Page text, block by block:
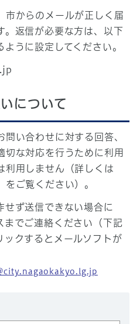
市からのメールが正しく届
。返信が必要な方は、以下
うに設定してください。
について
問い合わせに対する回答、
切な対応を行うために利用
利用しません（詳しくは
をご覧ください）。
せず送信できない場合に
までご連絡ください（下記
ックするとメールソフトが